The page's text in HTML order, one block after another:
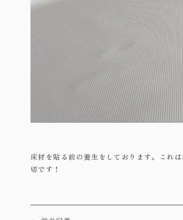
床材を貼る前の養生をしております。これ
切です！